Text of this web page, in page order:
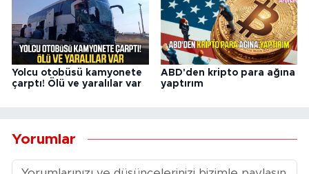
Yolcu otobüsü kamyonete
çarptı! Ölü ve yaralılar var
ABD'den kripto para ağına
yaptırım
Yorumlar